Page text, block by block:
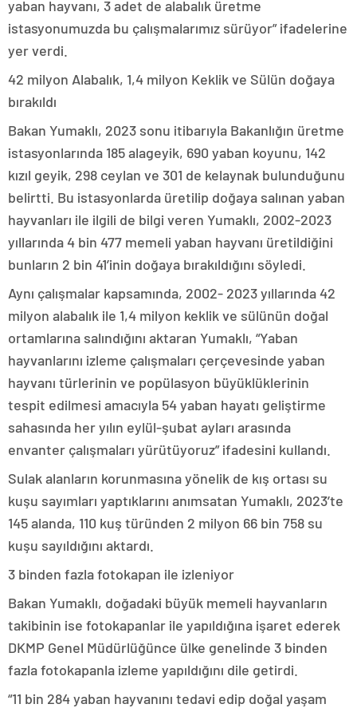
yaban hayvanı, 3 adet de alabalık üretme
istasyonumuzda bu çalışmalarımız sürüyor” ifadelerine
yer verdi.
42 milyon Alabalık, 1,4 milyon Keklik ve Sülün doğaya
bırakıldı
Bakan Yumaklı, 2023 sonu itibarıyla Bakanlığın üretme
istasyonlarında 185 alageyik, 690 yaban koyunu, 142
kızıl geyik, 298 ceylan ve 301 de kelaynak bulunduğunu
belirtti. Bu istasyonlarda üretilip doğaya salınan yaban
hayvanları ile ilgili de bilgi veren Yumaklı, 2002-2023
yıllarında 4 bin 477 memeli yaban hayvanı üretildiğini
bunların 2 bin 41’inin doğaya bırakıldığını söyledi.
Aynı çalışmalar kapsamında, 2002- 2023 yıllarında 42
milyon alabalık ile 1,4 milyon keklik ve sülünün doğal
ortamlarına salındığını aktaran Yumaklı, “Yaban
hayvanlarını izleme çalışmaları çerçevesinde yaban
hayvanı türlerinin ve popülasyon büyüklüklerinin
tespit edilmesi amacıyla 54 yaban hayatı geliştirme
sahasında her yılın eylül-şubat ayları arasında
envanter çalışmaları yürütüyoruz” ifadesini kullandı.
Sulak alanların korunmasına yönelik de kış ortası su
kuşu sayımları yaptıklarını anımsatan Yumaklı, 2023’te
145 alanda, 110 kuş türünden 2 milyon 66 bin 758 su
kuşu sayıldığını aktardı.
3 binden fazla fotokapan ile izleniyor
Bakan Yumaklı, doğadaki büyük memeli hayvanların
takibinin ise fotokapanlar ile yapıldığına işaret ederek
DKMP Genel Müdürlüğünce ülke genelinde 3 binden
fazla fotokapanla izleme yapıldığını dile getirdi.
“11 bin 284 yaban hayvanını tedavi edip doğal yaşam